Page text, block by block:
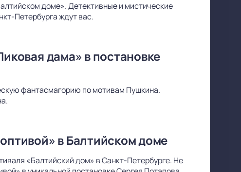
доме». Детективные и мистические
Петербурга ждут вас.
дама» в постановке
фантасмагорию по мотивам Пушкина.
в Балтийском доме
«Балтийский дом» в Санкт-Петербурге. Не